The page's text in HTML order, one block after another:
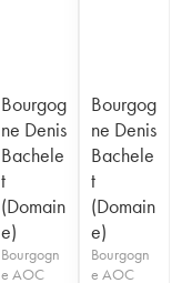
Bourgog
ne Denis
Bachele
t
(Domain
e)
Bourgogn
e AOC
Bourgog
ne Denis
Bachele
t
(Domain
e)
Bourgogn
e AOC